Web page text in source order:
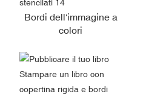
Bordi dell'immagine a
colori